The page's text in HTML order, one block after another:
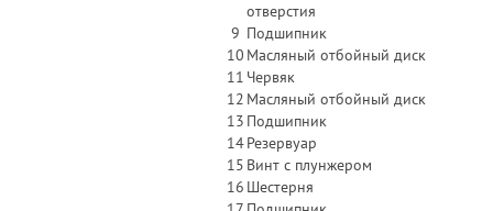
отверстия
9 Подшипник
10 Масляный отбойный диск
11 Червяк
12 Масляный отбойный диск
13 Подшипник
14Резервуар
15 Винт с плунжером
16 Шестерня